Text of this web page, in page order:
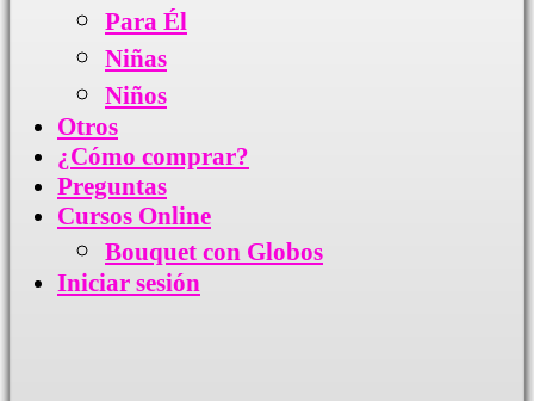
Para Él
Niñas
Niños
Otros
¿Cómo comprar?
Preguntas
Cursos Online
Bouquet con Globos
Iniciar sesión